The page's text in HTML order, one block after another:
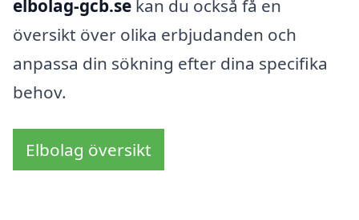
elbolag-gcb.se kan du också få en
översikt över olika erbjudanden och
anpassa din sökning efter dina specifika
behov.
Elbolag översikt